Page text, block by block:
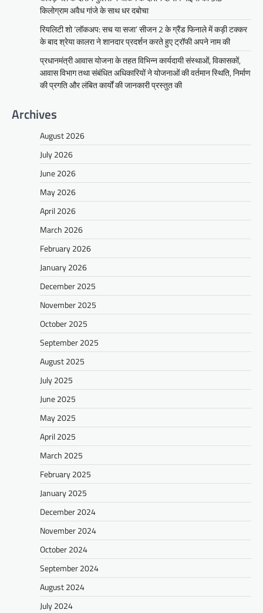
किलोग्राम अवैध गांजे के साथ धर दबोचा
रियलिटी शो ‘लॉकअप: सच या सजा’ सीजन 2 के ग्रैंड फिनाले में कड़ी टक्कर
के बाद श्रेया कालरा ने शानदार प्रदर्शन करते हुए ट्रॉफी अपने नाम की
प्रधानमंत्री आवास योजना के तहत विभिन्न कार्यदायी संस्थाओं, विकासकों,
आवास विभाग तथा संबंधित अधिकारियों ने योजनाओं की वर्तमान स्थिति, निर्माण
की प्रगति और लंबित कार्यों की जानकारी प्रस्तुत की
Archives
August 2026
July 2026
June 2026
May 2026
April 2026
March 2026
February 2026
January 2026
December 2025
November 2025
October 2025
September 2025
August 2025
July 2025
June 2025
May 2025
April 2025
March 2025
February 2025
January 2025
December 2024
November 2024
October 2024
September 2024
August 2024
July 2024